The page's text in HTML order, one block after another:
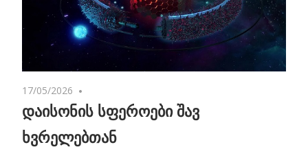
17/05/2026
დაისონის სფეროები შავ
ხვრელებთან